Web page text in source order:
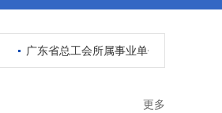
广东省总工会所属事业单位2026年集中
更多